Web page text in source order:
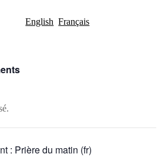
English Français
: Prière du matin (fr)